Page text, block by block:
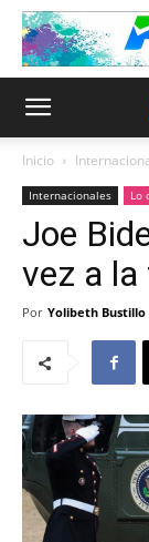
Inicio
Internacionales Lo
Joe
vez a
Por Yolibeth Bustillo